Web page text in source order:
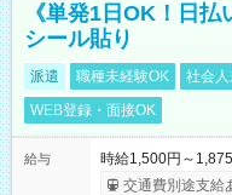
《単発1日OK！日
シール貼り
派遣 職種未経験OK 社会
WEB登録・面接OK
給与
時給1,500円～
交通費別途支給